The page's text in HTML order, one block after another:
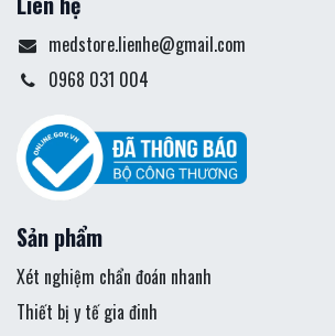
medstore.lienhe@gmail.com
0968 031 004
Sản phẩm
Xét nghiệm chẩn đoán nhanh
Thiết bị y tế gia đinh